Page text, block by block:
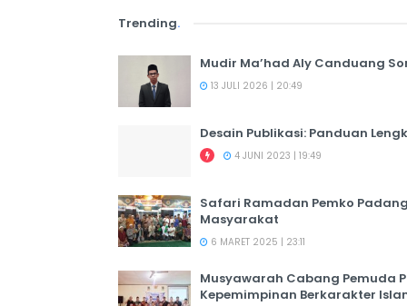
Trending.
Mudir Ma’had Aly Canduang
13 JULI 2026 | 20:49
Desain Publikasi: Panduan
4 JUNI 2023 | 19:49
Safari Ramadan Pemko
Masyarakat
6 MARET 2025 | 23:11
Musyawarah Cabang Pemuda
Kepemimpinan Berkarakter